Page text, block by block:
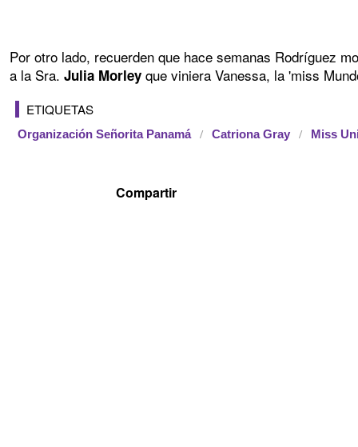
Por otro lado, recuerden que hace semanas Rodríguez
a la Sra. Julia Morley que viniera Vanessa, la 'miss
ETIQUETAS
Organización Señorita Panamá Catriona Gray Miss